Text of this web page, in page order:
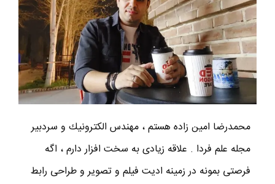
محمدرضا امين زاده هستم ، مهندس الكترونيك و سردبير
مجله علم فردا . علاقه زیادی به سخت افزار دارم ، اگه
فرصتی بمونه در زمینه ادیت فیلم و تصویر و طراحی رابط